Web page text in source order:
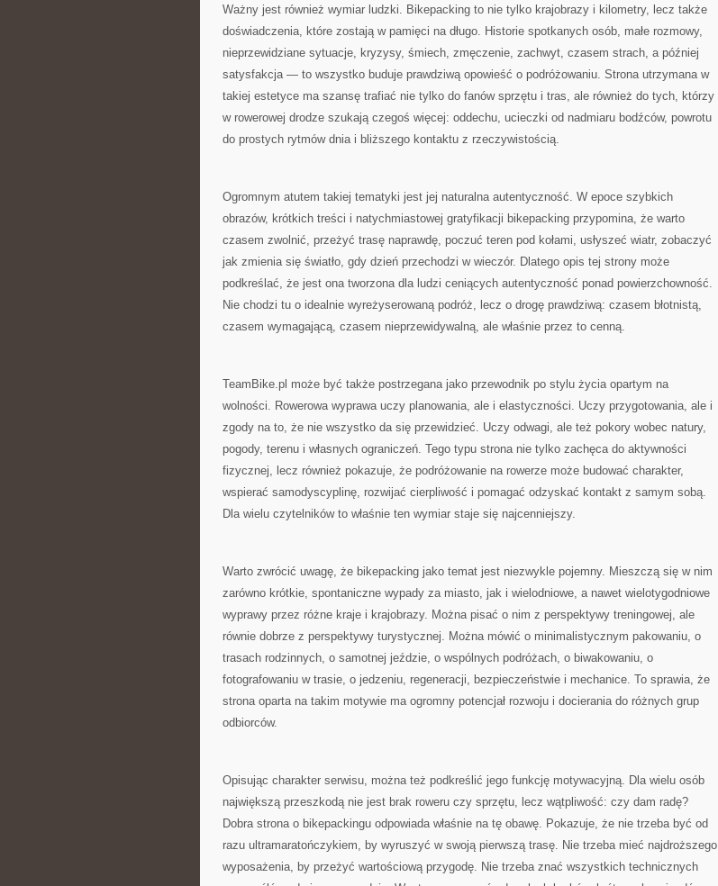
Ważny jest również wymiar ludzki. Bikepacking to nie tylko krajobrazy i kilometry, lecz także
doświadczenia, które zostają w pamięci na długo. Historie spotkanych osób, małe rozmowy,
nieprzewidziane sytuacje, kryzysy, śmiech, zmęczenie, zachwyt, czasem strach, a później
satysfakcja — to wszystko buduje prawdziwą opowieść o podróżowaniu. Strona utrzymana w
takiej estetyce ma szansę trafiać nie tylko do fanów sprzętu i tras, ale również do tych, którzy
w rowerowej drodze szukają czegoś więcej: oddechu, ucieczki od nadmiaru bodźców, powrotu
do prostych rytmów dnia i bliższego kontaktu z rzeczywistością.
Ogromnym atutem takiej tematyki jest jej naturalna autentyczność. W epoce szybkich
obrazów, krótkich treści i natychmiastowej gratyfikacji bikepacking przypomina, że warto
czasem zwolnić, przeżyć trasę naprawdę, poczuć teren pod kołami, usłyszeć wiatr, zobaczyć
jak zmienia się światło, gdy dzień przechodzi w wieczór. Dlatego opis tej strony może
podkreślać, że jest ona tworzona dla ludzi ceniących autentyczność ponad powierzchowność.
Nie chodzi tu o idealnie wyreżyserowaną podróż, lecz o drogę prawdziwą: czasem błotnistą,
czasem wymagającą, czasem nieprzewidywalną, ale właśnie przez to cenną.
TeamBike.pl może być także postrzegana jako przewodnik po stylu życia opartym na
wolności. Rowerowa wyprawa uczy planowania, ale i elastyczności. Uczy przygotowania, ale i
zgody na to, że nie wszystko da się przewidzieć. Uczy odwagi, ale też pokory wobec natury,
pogody, terenu i własnych ograniczeń. Tego typu strona nie tylko zachęca do aktywności
fizycznej, lecz również pokazuje, że podróżowanie na rowerze może budować charakter,
wspierać samodyscyplinę, rozwijać cierpliwość i pomagać odzyskać kontakt z samym sobą.
Dla wielu czytelników to właśnie ten wymiar staje się najcenniejszy.
Warto zwrócić uwagę, że bikepacking jako temat jest niezwykle pojemny. Mieszczą się w nim
zarówno krótkie, spontaniczne wypady za miasto, jak i wielodniowe, a nawet wielotygodniowe
wyprawy przez różne kraje i krajobrazy. Można pisać o nim z perspektywy treningowej, ale
równie dobrze z perspektywy turystycznej. Można mówić o minimalistycznym pakowaniu, o
trasach rodzinnych, o samotnej jeździe, o wspólnych podróżach, o biwakowaniu, o
fotografowaniu w trasie, o jedzeniu, regeneracji, bezpieczeństwie i mechanice. To sprawia, że
strona oparta na takim motywie ma ogromny potencjał rozwoju i docierania do różnych grup
odbiorców.
Opisując charakter serwisu, można też podkreślić jego funkcję motywacyjną. Dla wielu osób
największą przeszkodą nie jest brak roweru czy sprzętu, lecz wątpliwość: czy dam radę?
Dobra strona o bikepackingu odpowiada właśnie na tę obawę. Pokazuje, że nie trzeba być od
razu ultramaratończykiem, by wyruszyć w swoją pierwszą trasę. Nie trzeba mieć najdroższego
wyposażenia, by przeżyć wartościową przygodę. Nie trzeba znać wszystkich technicznych